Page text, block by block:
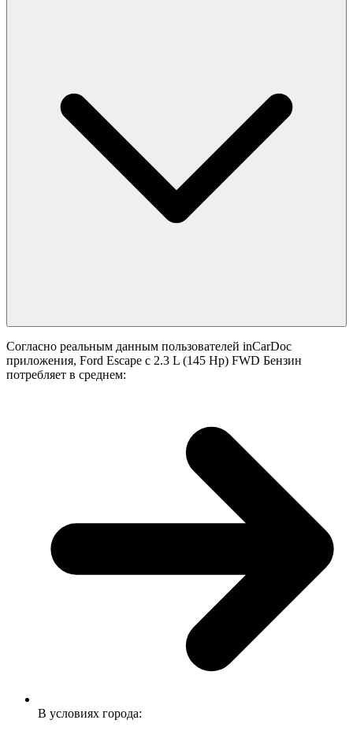
Согласно реальным данным пользователей inCarDoc
приложения, Ford Escape с 2.3 L (145 Hp) FWD Бензин
потребляет в среднем:
В условиях города: